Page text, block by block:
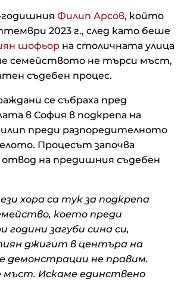
годишния Филип Арсов, който
2023 г., след като беше
шофьор на столичната улица
че семейството не търси мъст,
съдебен процес.
се събраха пред
в София в подкрепа на
преди разпоредителното
Процесът започва
отвод на предишния съдебен
хора са тук за подкрепа
което преди
години загуби сина си,
джигит в центъра на
демонстрации не правим.
мъст. Искаме единствено